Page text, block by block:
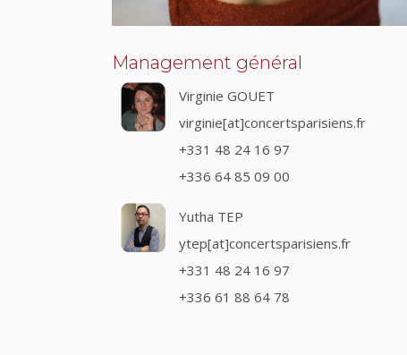
Management général
Virginie GOUET
virginie[at]concertsparisiens.fr
+331 48 24 16 97
+336 64 85 09 00
Yutha TEP
ytep[at]concertsparisiens.fr
+331 48 24 16 97
+336 61 88 64 78